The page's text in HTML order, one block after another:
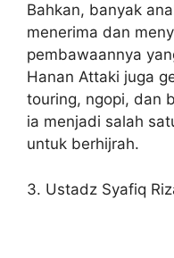
Bahkan, banyak
menerima dan
pembawaannya
Hanan Attaki juga
touring, ngopi, dan
ia menjadi salah
untuk berhijrah.
3. Ustadz Syafiq